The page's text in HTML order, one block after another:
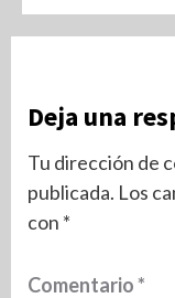
Deja una
Tu dirección de
publicada. Los
con *
Comentario*